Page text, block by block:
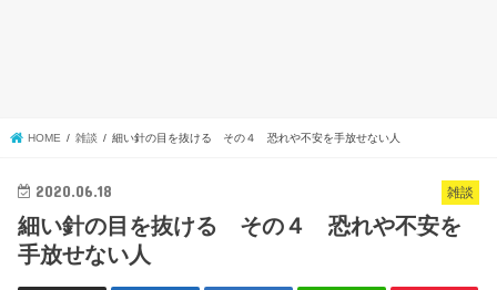
HOME 雑談 細い針の目を抜ける その４ 恐れや不安を手放せない人
雑談
2020.06.18
細い針の目を抜ける その４ 恐れや不安を
手放せない人